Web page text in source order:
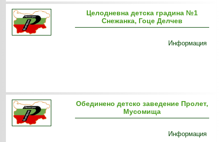
Целодневна детска градина №1
Снежанка, Гоце Делчев
Информация
Обединено детско заведение Пролет,
Мусомища
Информация